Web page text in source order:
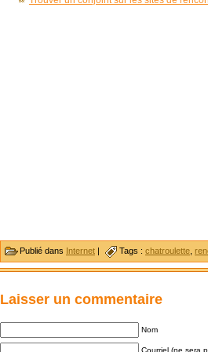
Publié dans Internet | Tags : chatroulette
Laisser un commentaire
Nom
Courriel (ne sera